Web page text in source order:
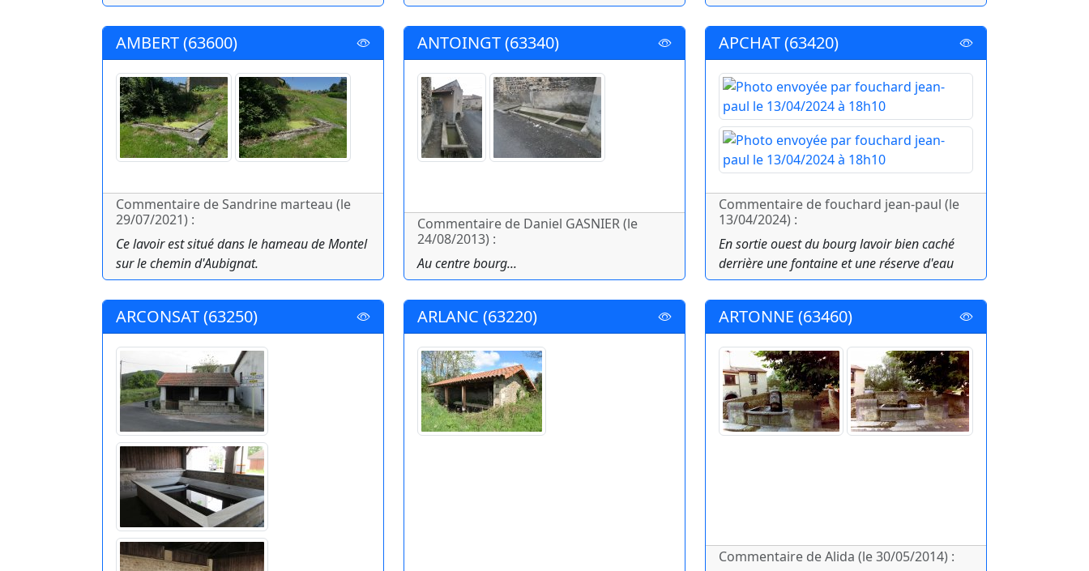
AMBERT (63600)
Commentaire de Sandrine marteau (le
29/07/2021) :
Ce lavoir est situé dans le hameau de Montel
sur le chemin d'Aubignat.
ANTOINGT (63340)
Commentaire de Daniel GASNIER (le
24/08/2013) :
Au centre bourg...
APCHAT (63420)
Commentaire de fouchard jean-paul (le
13/04/2024) :
En sortie ouest du bourg lavoir bien caché
derrière une fontaine et une réserve d'eau
ARCONSAT (63250) ARLANC (63220) ARTONNE (63460)
Commentaire de Alida (le 30/05/2014) :